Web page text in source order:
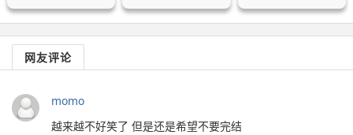
网友评论
momo
越来越不好笑了 但是还是希望不要完结